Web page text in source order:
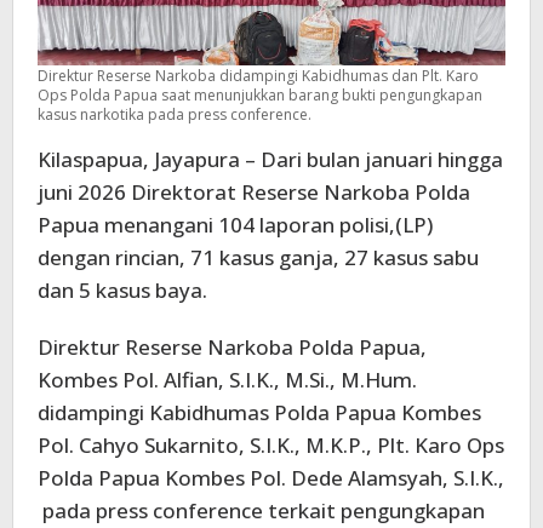
Orang
Direktur Reserse Narkoba didampingi Kabidhumas dan Plt. Karo
Ops Polda Papua saat menunjukkan barang bukti pengungkapan
kasus narkotika pada press conference.
Kilaspapua, Jayapura – Dari bulan januari hingga
juni 2026 Direktorat Reserse Narkoba Polda
Papua menangani 104 laporan polisi,(LP)
dengan rincian, 71 kasus ganja, 27 kasus sabu
dan 5 kasus baya.
Direktur Reserse Narkoba Polda Papua,
Kombes Pol. Alfian, S.I.K., M.Si., M.Hum.
didampingi Kabidhumas Polda Papua Kombes
Pol. Cahyo Sukarnito, S.I.K., M.K.P., Plt. Karo Ops
Polda Papua Kombes Pol. Dede Alamsyah, S.I.K.,
pada press conference terkait pengungkapan